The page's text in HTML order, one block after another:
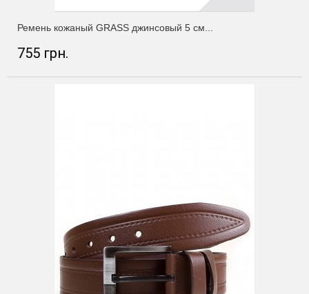
Ремень кожаный GRASS джинсовый 5 см...
755 грн.